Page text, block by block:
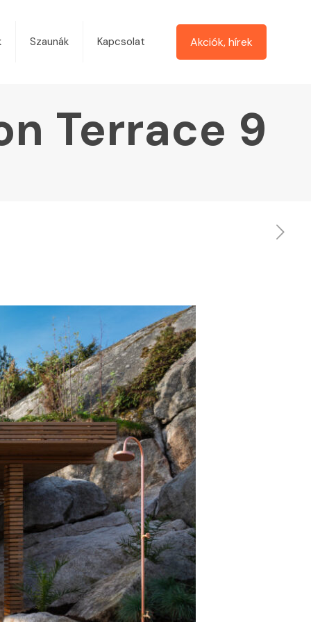
Szaunák Kapcsolat Akciók, hírek
Terrace 9